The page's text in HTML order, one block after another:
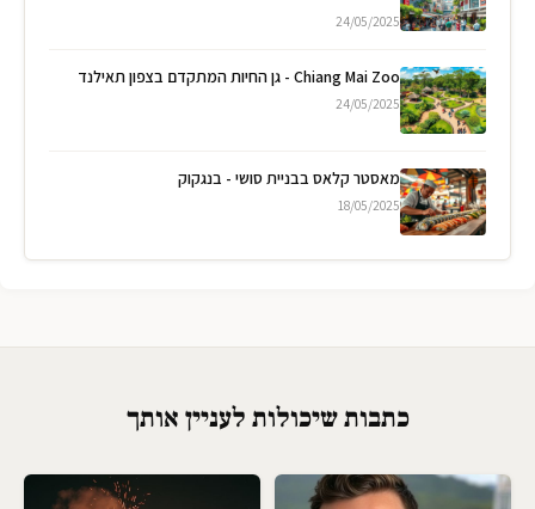
24/05/2025
Chiang Mai Zoo - גן החיות המתקדם בצפון תאילנד
24/05/2025
מאסטר קלאס בבניית סושי - בנגקוק
18/05/2025
כתבות שיכולות לעניין אותך